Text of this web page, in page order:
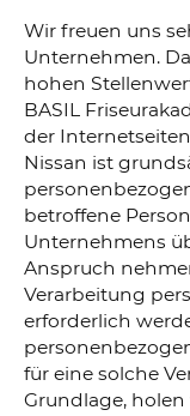
Wir freuen uns
Unternehmen.
hohen
BASIL
der
Nissan ist
betroffene
Unternehmens
Anspruch
Verarbeitung
erforderlich
für eine solche
Grundlage,